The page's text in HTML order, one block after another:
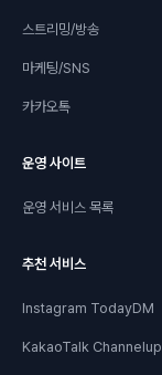
스트리밍/방송
마케팅/SNS
카카오톡
운영 사이트
운영 서비스 목록
추천 서비스
Instagram TodayDM
KakaoTalk Channelup